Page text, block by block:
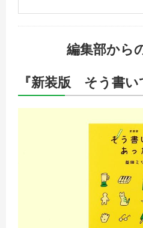
編集部から
『新装版 そう書い